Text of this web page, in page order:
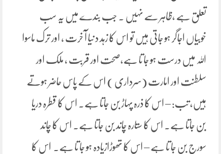
تعلق ہے ،ظاہر سے نہیں ۔ جب بندے میں یہ سب
خوبیاں اجاگر ہو جاتی ہیں تو اس کا زہد د نیا آ خرت ، اور ترک ماسوا
اللہ میں درست ہو جا تا ہے،صحت اور قربت ، ملک اور
سلطنت اور امارت (سرداری ) اس کے پاس حاضر ہوتے
ہیں، تب: – اس کا ذرہ پہاڑ بن جاتا ہے۔ اس کا قطرہ دریا
بن جاتا ہے۔ اس کا ستارہ چاند بن جاتا ہے۔ اس کا چاند
سورج بن جا تا ہے – اس کا تھوڑازیادہ ہو جا تا ہے۔ اس کا